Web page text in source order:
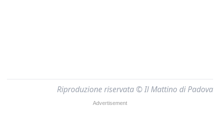
Riproduzione riservata © Il Mattino di Padova